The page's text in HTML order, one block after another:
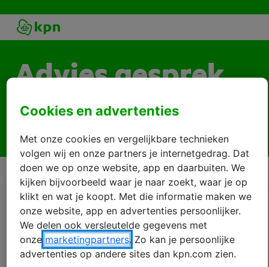
Advies gesprek
Plan een adviesgesprek en ontdek hoe wij jouw
organisatie kunnen helpen om slimmer te werken
Bel mij terug
Cookies en advertenties
Met onze cookies en vergelijkbare technieken
volgen wij en onze partners je internetgedrag. Dat
doen we op onze website, app en daarbuiten. We
kijken bijvoorbeeld waar je naar zoekt, waar je op
klikt en wat je koopt. Met die informatie maken we
onze website, app en advertenties persoonlijker.
We delen ook versleutelde gegevens met
onze marketingpartners. Zo kan je persoonlijke
advertenties op andere sites dan kpn.com zien.